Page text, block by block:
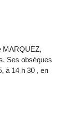
MARQUEZ,
Ses obsèques
à 14 h 30 , en